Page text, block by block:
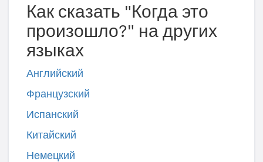
Как сказать "Когда это
произошло?" на других
языках
Английский
Французский
Испанский
Китайский
Немецкий